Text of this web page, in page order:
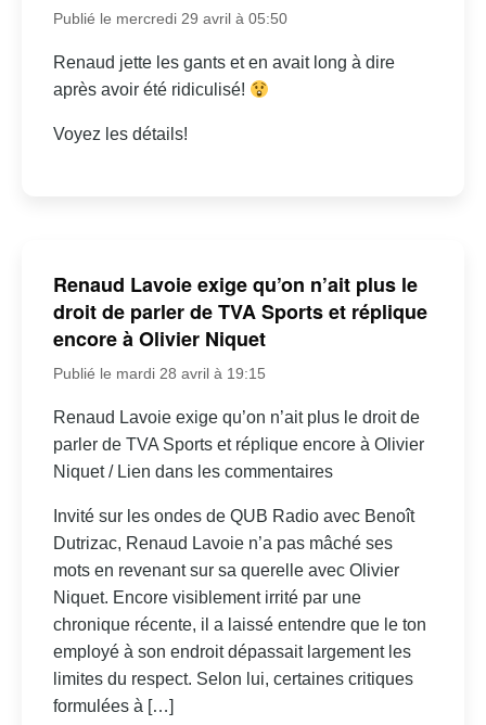
Publié le mercredi 29 avril à 05:50
Renaud jette les gants et en avait long à dire
après avoir été ridiculisé!
Voyez les détails!
Renaud Lavoie exige qu’on n’ait plus le
droit de parler de TVA Sports et réplique
encore à Olivier Niquet
Publié le mardi 28 avril à 19:15
Renaud Lavoie exige qu’on n’ait plus le droit de
parler de TVA Sports et réplique encore à Olivier
Niquet / Lien dans les commentaires
Invité sur les ondes de QUB Radio avec Benoît
Dutrizac, Renaud Lavoie n’a pas mâché ses
mots en revenant sur sa querelle avec Olivier
Niquet. Encore visiblement irrité par une
chronique récente, il a laissé entendre que le ton
employé à son endroit dépassait largement les
limites du respect. Selon lui, certaines critiques
formulées à […]